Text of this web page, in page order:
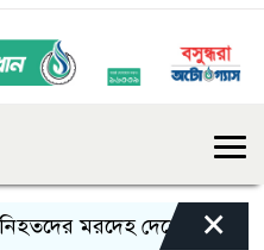
মরদেহ দেশে ফেরাতে ব্যবস্থা
×